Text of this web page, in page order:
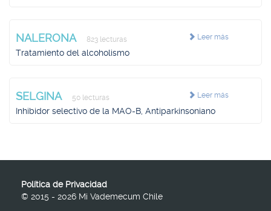
Leer más
NALERONA 823 lecturas
Tratamiento del alcoholismo
Leer más
SELGINA 50 lecturas
Inhibidor selectivo de la MAO-B, Antiparkinsoniano
Política de Privacidad
© 2015 - 2026 Mi Vademecum Chile